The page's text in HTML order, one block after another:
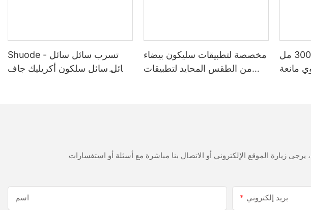
Shuode - تسرب سائل سائل
سائل سائل سلكون أكريليك جاف
مخصصة لتطبيقات سليكون بيضاء
من الطقس المحايد لتطبيقات
عالي الجودة 280 مل 300 مل
مانعة
اسم بريد إلكتروني